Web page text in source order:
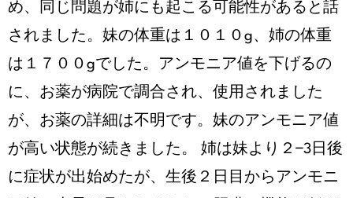
め、同じ問題が姉にも起こる可能性があると話
されました。妹の体重は１０１０g、姉の体重
は１７００gでした。アンモニア値を下げるの
に、お薬が病院で調合され、使用されました
が、お薬の詳細は不明です。妹のアンモニア値
が高い状態が続きました。 姉は妹より２−3日後
に症状が出始めたが、生後２日目からアンモニ